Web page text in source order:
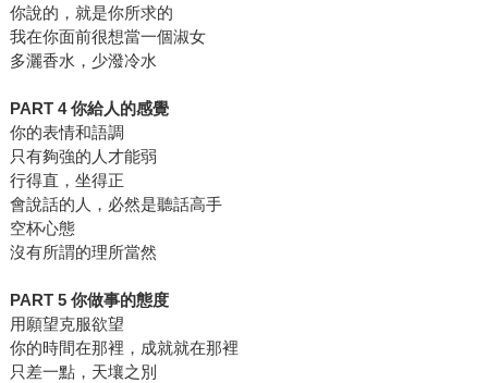
你說的，就是你所求的
我在你面前很想當一個淑女
多灑香水，少潑冷水
PART 4你給人的感覺
你的表情和語調
只有夠強的人才能弱
行得直，坐得正
會說話的人，必然是聽話高手
空杯心態
沒有所謂的理所當然
PART 5 你做事的態度
用願望克服欲望
你的時間在那裡，成就就在那裡
只差一點，天壤之別